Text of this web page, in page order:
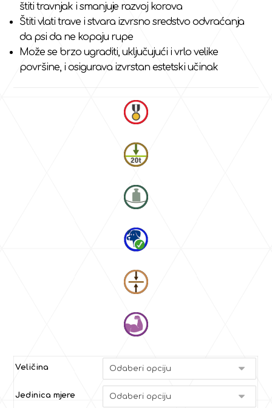
štiti travnjak i smanjuje razvoj korova
Štiti vlati trave i stvara izvrsno sredstvo odvraćanja
da psi da ne kopaju rupe
Može se brzo ugraditi, uključujući i vrlo velike
površine, i osigurava izvrstan estetski učinak
Veličina
Jedinica mjere